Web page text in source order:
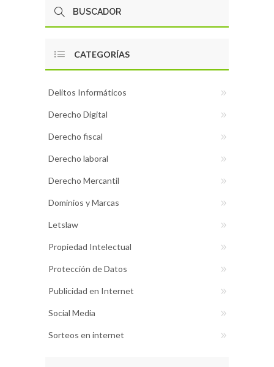
CATEGORÍAS
Delitos Informáticos
Derecho Digital
Derecho fiscal
Derecho laboral
Derecho Mercantil
Dominios y Marcas
Letslaw
Propiedad Intelectual
Protección de Datos
Publicidad en Internet
Social Media
Sorteos en internet